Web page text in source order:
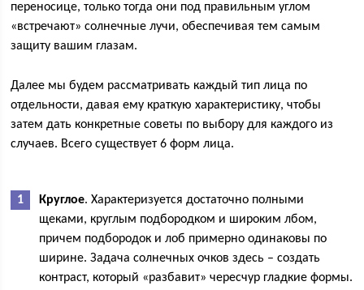
переносице, только тогда они под правильным углом
«встречают» солнечные лучи, обеспечивая тем самым
защиту вашим глазам.
Далее мы будем рассматривать каждый тип лица по
отдельности, давая ему краткую характеристику, чтобы
затем дать конкретные советы по выбору для каждого из
случаев. Всего существует 6 форм лица.
Круглое. Характеризуется достаточно полными
щеками, круглым подбородком и широким лбом,
причем подбородок и лоб примерно одинаковы по
ширине. Задача солнечных очков здесь – создать
контраст, который «разбавит» чересчур гладкие формы.